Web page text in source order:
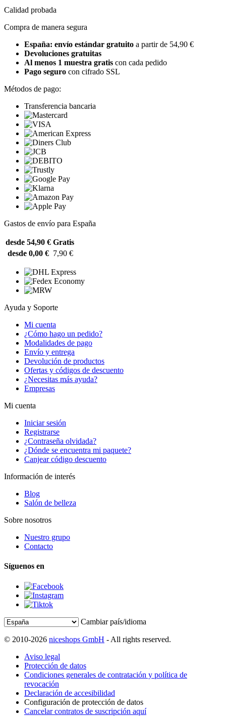
Calidad probada
Compra de manera segura
España: envío estándar gratuito a partir de 54,90 €
Devoluciones gratuitas
Al menos 1 muestra gratis con cada pedido
Pago seguro con cifrado SSL
Métodos de pago:
Transferencia bancaria
Gastos de envío para España
desde 54,90 € Gratis
desde 0,00 € 7,90 €
Ayuda y Soporte
Mi cuenta
¿Cómo hago un pedido?
Modalidades de pago
Envío y entrega
Devolución de productos
Ofertas y códigos de descuento
¿Necesitas más ayuda?
Empresas
Mi cuenta
Iniciar sesión
Registrarse
¿Contraseña olvidada?
¿Dónde se encuentra mi paquete?
Canjear código descuento
Información de interés
Blog
Salón de belleza
Sobre nosotros
Nuestro grupo
Contacto
Síguenos en
Cambiar país/idioma
© 2010-2026 niceshops GmbH - All rights reserved.
Aviso legal
Protección de datos
Condiciones generales de contratación y política de
revocación
Declaración de accesibilidad
Configuración de protección de datos
Cancelar contratos de suscripción aquí